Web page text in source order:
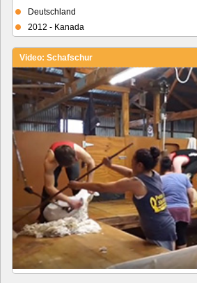
Deutschland
2012 - Kanada
Video: Schafschur